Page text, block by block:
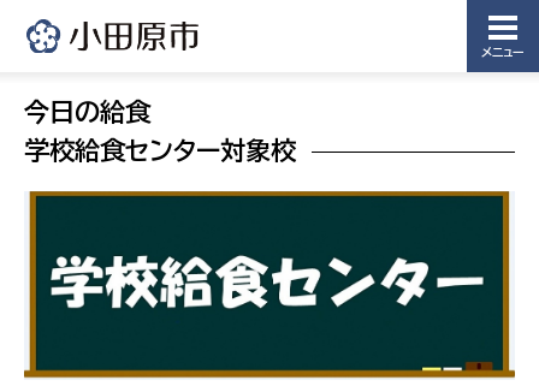
メニュー
今日の給食
学校給食センター対象校